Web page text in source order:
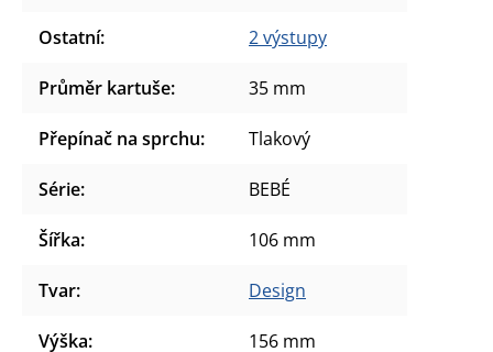
Ostatní: 2 výstupy
Průměr kartuše: 35 mm
Přepínač na sprchu: Tlakový
Série: BEBÉ
Šířka: 106 mm
Tvar: Design
Výška: 156 mm